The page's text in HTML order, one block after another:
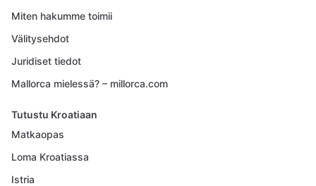
Miten hakumme toimii
Välitysehdot
Juridiset tiedot
Mallorca mielessä? – millorca.com
Tutustu Kroatiaan
Matkaopas
Loma Kroatiassa
Istria